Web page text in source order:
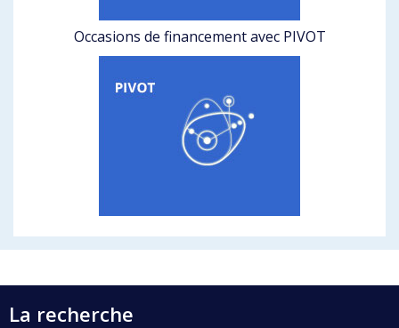
Occasions de financement avec PIVOT
La recherche